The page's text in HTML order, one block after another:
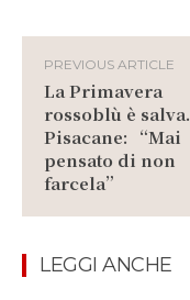
PREVIOUS ARTICLE
La Primavera
rossoblù è salva.
Pisacane: “Mai
pensato di non
farcela”
LEGGI ANCHE